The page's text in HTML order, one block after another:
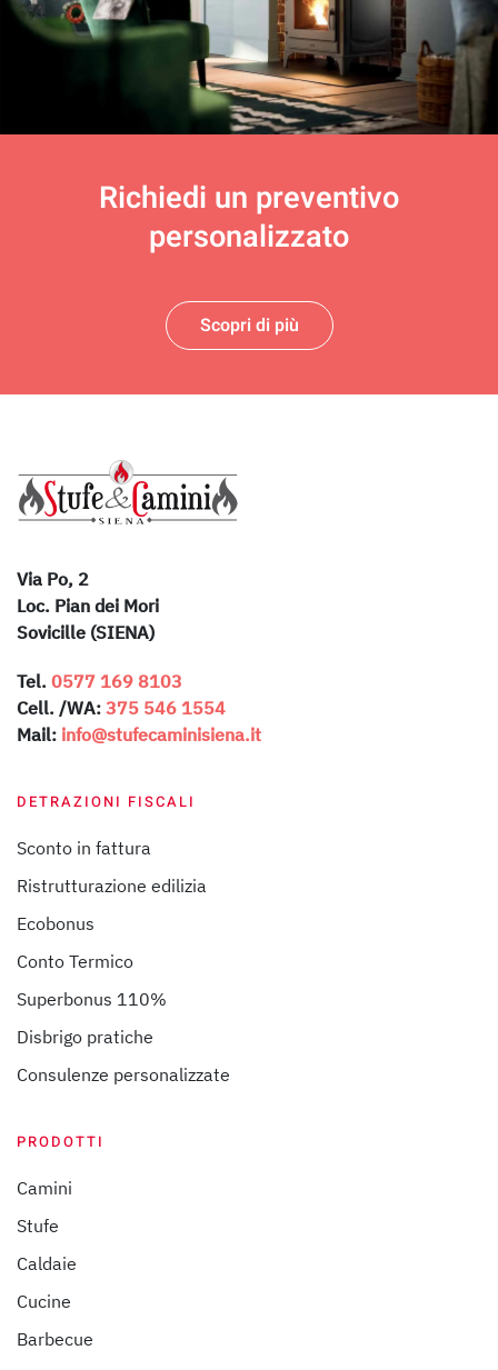
Richiedi un preventivo
personalizzato
Scopri di più
Via Po, 2
Loc. Pian dei Mori
Sovicille (SIENA)
Tel. 0577 169 8103
Cell. /WA: 375 546 1554
Mail: info@stufecaminisiena.it
DETRAZIONI FISCALI
Sconto in fattura
Ristrutturazione edilizia
Ecobonus
Conto Termico
Superbonus 110%
Disbrigo pratiche
Consulenze personalizzate
PRODOTTI
Camini
Stufe
Caldaie
Cucine
Barbecue